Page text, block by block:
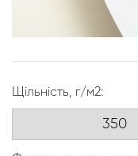
Щільність, г/м2: